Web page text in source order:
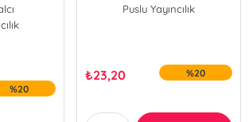
%20
Puslu Yayıncılık
₺23,20 %20